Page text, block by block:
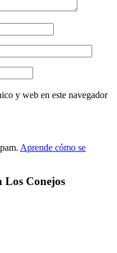
y web en este navegador
Aprende cómo se
Los Conejos